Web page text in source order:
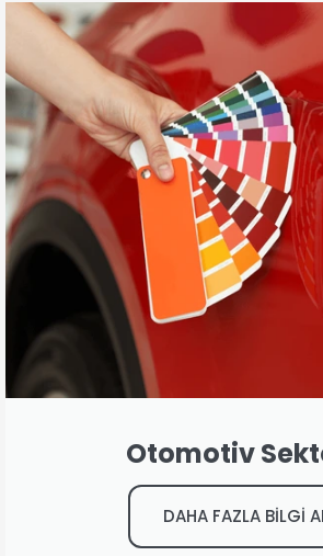
Otomotiv
DAHA FAZLA BİLGİ